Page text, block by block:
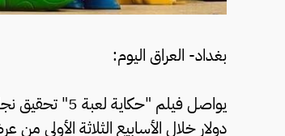
بغداد- العراق اليوم: